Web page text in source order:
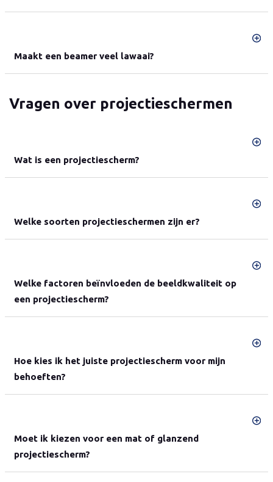
Maakt een beamer veel lawaai?
Vragen over projectieschermen
Wat is een projectiescherm?
Welke soorten projectieschermen zijn er?
Welke factoren beïnvloeden de beeldkwaliteit op
een projectiescherm?
Hoe kies ik het juiste projectiescherm voor mijn
behoeften?
Moet ik kiezen voor een mat of glanzend
projectiescherm?